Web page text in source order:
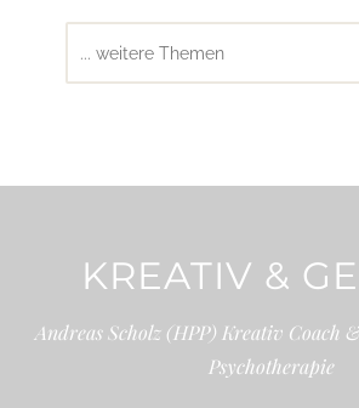
KREATIV &
Andreas Scholz (HPP) Kreativ
Psychotherapie